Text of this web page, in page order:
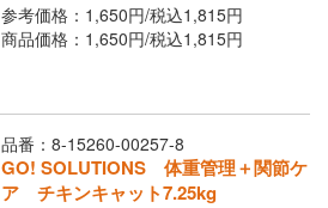
参考価格：1,650円/税込1,815円
商品価格：1,650円/税込1,815円
品番：8-15260-00257-8
GO! SOLUTIONS 体重管理＋関節ケ
ア チキンキャット7.25kg